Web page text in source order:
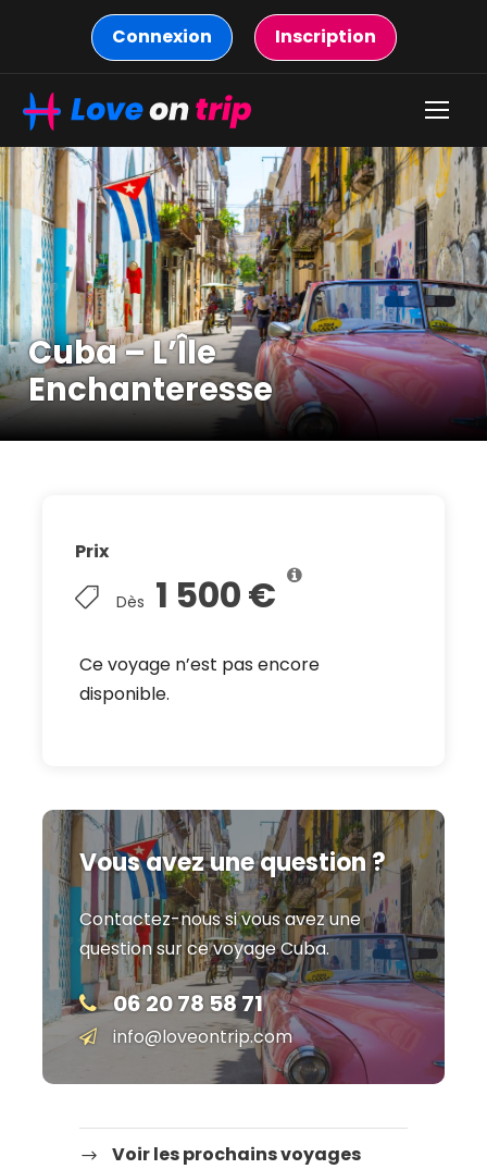
Connexion Inscription
Cuba – L’Île
Enchanteresse
Prix
Dès 1 500 €
Ce voyage n’est pas encore
disponible.
Vous avez une question ?
Contactez-nous si vous avez une
question sur ce voyage Cuba.
06 20 78 58 71
info@loveontrip.com
Voir les prochains voyages